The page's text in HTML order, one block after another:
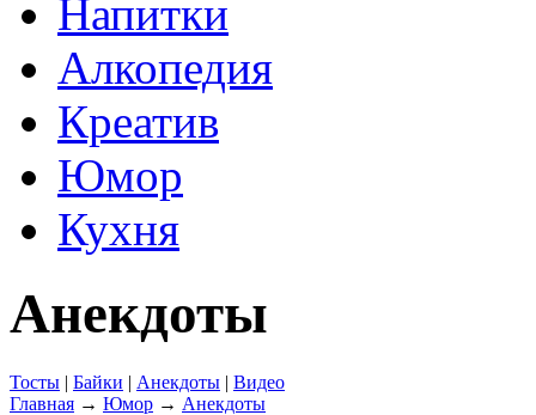
Напитки
Алкопедия
Креатив
Юмор
Кухня
Анекдоты
Тосты | Байки | Анекдоты | Видео
Главная → Юмор → Анекдоты